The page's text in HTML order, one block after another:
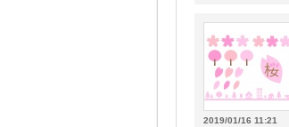
2019/01/16 11:21